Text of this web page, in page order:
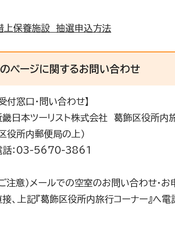
上保養施設 抽選申込方法
ページに関するお問い合わせ
付窓口・問い合わせ】
畿日本ツーリスト株式会社 葛飾区役所内
区役所内郵便局の上）
話：03-5670-3861
ご注意）メールでの空室のお問い合わせ・お
接、上記『葛飾区役所内旅行コーナー』へ